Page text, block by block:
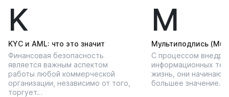
K
KYС и AML: что это значит
Финансовая безопасность
является важным аспектом
работы любой коммерческой
организации, независимо от того,
торгует…
М
Мультиподпись
С процессом
информационных
жизнь, они начинают
большее значение…